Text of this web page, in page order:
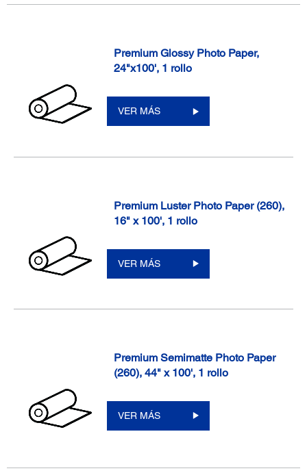
Premium Glossy Photo Paper,
24"x100', 1 rollo
VER MÁS
Premium Luster Photo Paper (260),
16" x 100', 1 rollo
VER MÁS
Premium Semimatte Photo Paper
(260), 44" x 100', 1 rollo
VER MÁS